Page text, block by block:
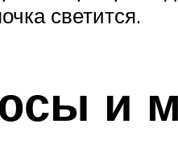
светится.
и